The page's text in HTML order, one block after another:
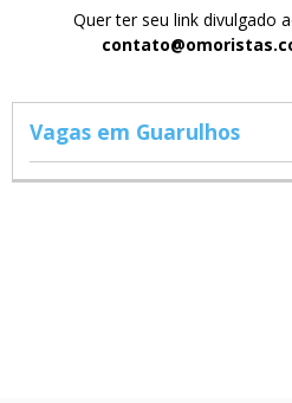
Quer ter seu link divulgado
Vagas em Guarulhos